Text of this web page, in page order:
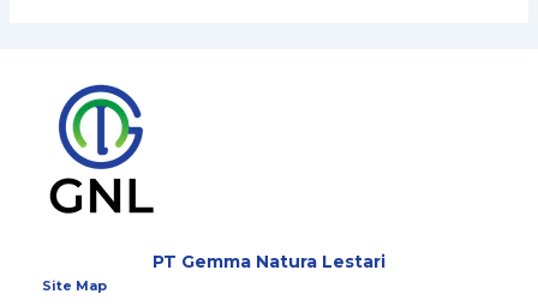
PT Gemma Natura Lestari
Site Map